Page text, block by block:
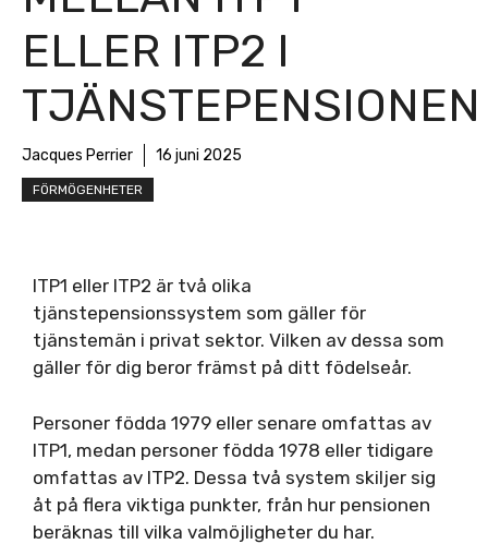
ELLER ITP2 I
TJÄNSTEPENSIONEN
Jacques Perrier 16 juni 2025
FÖRMÖGENHETER
ITP1 eller ITP2 är två olika
tjänstepensionssystem som gäller för
tjänstemän i privat sektor. Vilken av dessa som
gäller för dig beror främst på ditt födelseår.
Personer födda 1979 eller senare omfattas av
ITP1, medan personer födda 1978 eller tidigare
omfattas av ITP2. Dessa två system skiljer sig
åt på flera viktiga punkter, från hur pensionen
beräknas till vilka valmöjligheter du har.